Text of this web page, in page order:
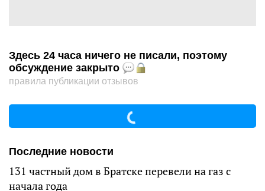
Здесь 24 часа ничего не писали, поэтому
обсуждение закрыто
правила публикации отзывов
Последние новости
131 частный дом в Братске перевели на газ с
начала года